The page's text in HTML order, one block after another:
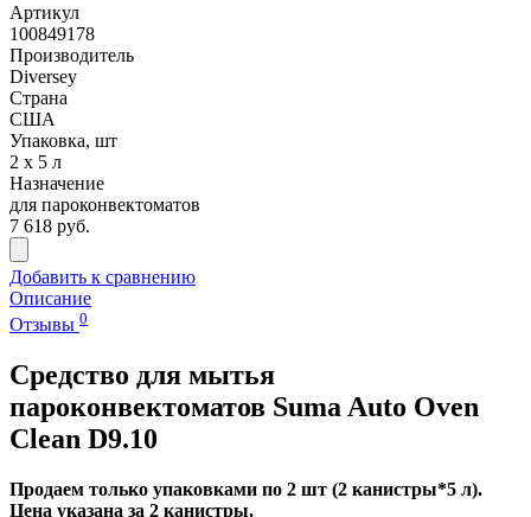
Артикул
100849178
Производитель
Diversey
Страна
США
Упаковка, шт
2 х 5 л
Назначение
для пароконвектоматов
7 618 руб.
Добавить к сравнению
Описание
Отзывы 0
Средство для мытья
пароконвектоматов Suma Auto Oven
Clean D9.10
Продаем только упаковками по 2 шт (2 канистры*5 л).
Цена указана за 2 канистры.